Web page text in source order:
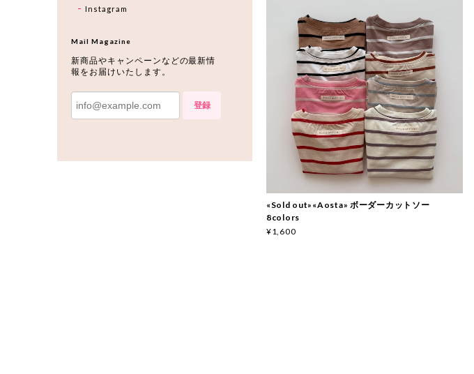
«Sold out»«Aosta» ボーダーカットソー
8colors
¥1,600
Instagram
Mail Magazine
新商品やキャンペーンなどの最新情
報をお届けいたします。
登録